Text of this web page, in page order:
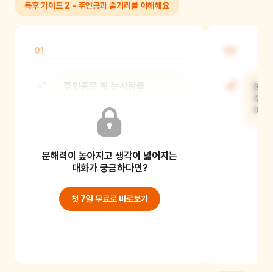
독후 가이드 2 - 주인공과 줄거리를 이해해요
01
주인공은 왜 눈사람을
문해력이 높아지고 생각이 넓어지는
대화가 궁금하다면?
첫 7일 무료로 바로보기
눈
주
여